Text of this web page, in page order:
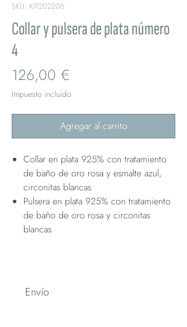
SKU: KIT202206
Collar y pulsera de plata número
4
126,00 €
Impuesto incluido
Agregar al carrito
Collar en plata 925% con tratamiento
de baño de oro rosa y esmalte azul,
circonitas blancas
Pulsera en plata 925% con tratamiento
de baño de oro rosa y circonitas
blancas
Envío